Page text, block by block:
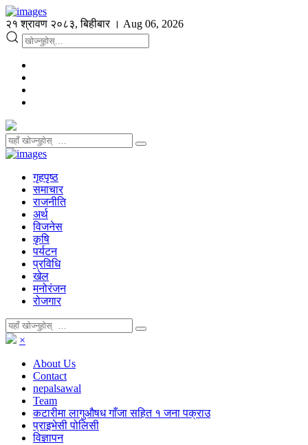
२१ श्रावण २०८३, बिहीबार । Aug 06, 2026
गृहपृष्ठ
समाचार
राजनीति
अर्थ
विजनेस
कृषि
पर्यटन
प्रविधि
खेल
मनोरंजन
रोजगार
×
About Us
Contact
nepalsawal
Team
कटारीमा लागुऔषध गाँजा सहित १ जना पक्राउ
प्राइभेसी पोलिसी
विज्ञापन